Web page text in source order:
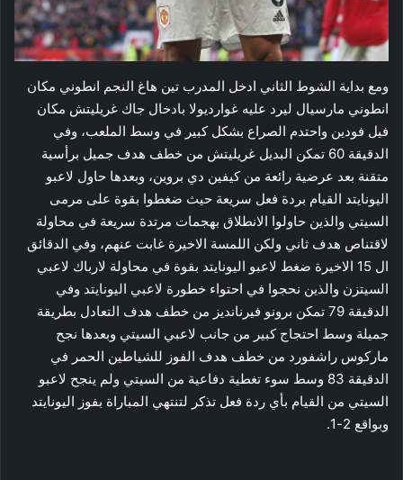
ومع بداية الشوط الثاني ادخل المدرب تين هاغ النجم انطوني مكان
انطوني مارسيال ليرد عليه غوارديولا بادخال جاك غريليتش مكان
فيل فودين واحتدم الصراع بشكل كبير في وسط الملعب، وفي
الدقيقة 60 تمكن البديل غريليتش من خطف هدف جميل برأسية
متقنة بعد عرضية رائعة من كيفين دي بروين، وبعدها حاول لاعبو
اليونايتد القيام بردة فعل سريعة حيث ضغطوا بقوة على مرمى
السيتي والذين حاولوا الانطلاق بهجمات مرتدة سريعة في محاولة
لاقتناص هدف ثاني ولكن اللمسة الاخيرة غابت عنهم، وفي الدقائق
ال 15 الاخيرة ضغط لاعبو اليونايتد بقوة في محاولة لارباك لاعبي
السيتزن والذين نحجوا في احتواء خطورة لاعبي اليونايتد وفي
الدقيقة 79 تمكن برونو فيرنانديز من خطف هدف التعادل بطريقة
جميلة وسط احتجاج كبير من جانب لاعبي السيتي وبعدها نجح ​
ماركوس راشفورد​ من خطف هدف الفوز للشياطين الحمر في
الدقيقة 83 وسط سوء تغطية دفاعية من السيتي ولم ينجح لاعبو
السيتي من القيام بأي ردة فعل تذكر لتنتهي المباراة بفوز اليونايتد
وبواقع 2-1.